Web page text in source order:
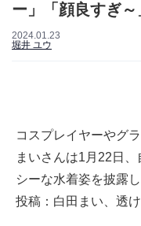
ー」「顔良すぎ～
2024.01.23
堀井 ユウ
コスプレイヤーやグ
まいさんは1月22日
シーな水着姿を披露
投稿：白田まい、透